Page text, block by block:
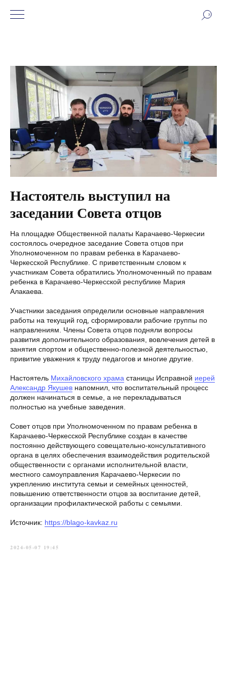
Настоятель выступил на
заседании Совета отцов
На площадке Общественной палаты Карачаево-Черкесии
состоялось очередное заседание Совета отцов при
Уполномоченном по правам ребенка в Карачаево-
Черкесской Республике. С приветственным словом к
участникам Совета обратились Уполномоченный по правам
ребенка в Карачаево-Черкесской республике Мария
Алакаева.
Участники заседания определили основные направления
работы на текущий год, сформировали рабочие группы по
направлениям. Члены Совета отцов подняли вопросы
развития дополнительного образования, вовлечения детей в
занятия спортом и общественно-полезной деятельностью,
привитие уважения к труду педагогов и многие другие.
Настоятель Михайловского храма станицы Исправной иерей
Александр Якушев напомнил, что воспитательный процесс
должен начинаться в семье, а не перекладываться
полностью на учебные заведения.
Совет отцов при Уполномоченном по правам ребенка в
Карачаево-Черкесской Республике создан в качестве
постоянно действующего совещательно-консультативного
органа в целях обеспечения взаимодействия родительской
общественности с органами исполнительной власти,
местного самоуправления Карачаево-Черкесии по
укреплению института семьи и семейных ценностей,
повышению ответственности отцов за воспитание детей,
организации профилактической работы с семьями.
Источник: https://blago-kavkaz.ru
2024-05-07 19:45